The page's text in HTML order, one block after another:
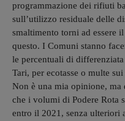
programmazione dei rifiuti
sull’utilizzo residuale delle
smaltimento torni ad essere
questo. I Comuni stanno
le percentuali di
Tari, per ecotasse o multe
Non è una mia opinione, ma
che i volumi di Podere Rota
entro il 2021, senza ulteriori